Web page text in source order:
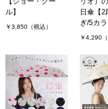
ル】
￥3,850（税込）
日傘【2
ぎ/5カラ
￥4,290（